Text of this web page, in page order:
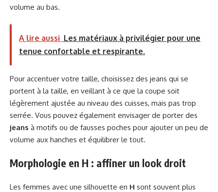
volume au bas.
A lire aussi Les matériaux à privilégier pour une
tenue confortable et respirante.
Pour accentuer votre taille, choisissez des jeans qui se
portent à la taille, en veillant à ce que la coupe soit
légèrement ajustée au niveau des cuisses, mais pas trop
serrée. Vous pouvez également envisager de porter des
jeans à motifs ou de fausses poches pour ajouter un peu de
volume aux hanches et équilibrer le tout.
Morphologie en H : affiner un look droit
Les femmes avec une silhouette en H sont souvent plus